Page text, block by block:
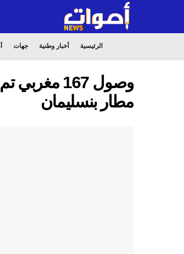
الرئيسية أخبار وطنية جهات
وصول 167
مطار بنسليمان